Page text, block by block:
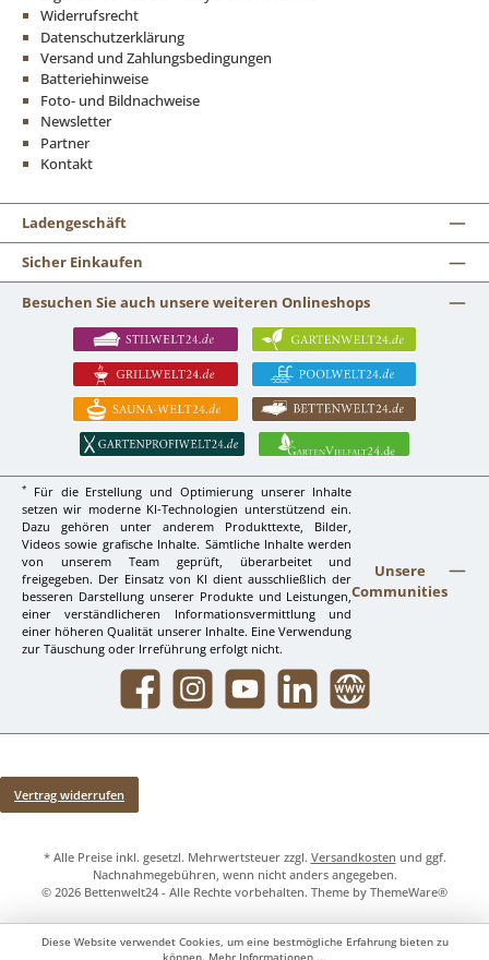
Widerrufsrecht
Datenschutzerklärung
Versand und Zahlungsbedingungen
Batteriehinweise
Foto- und Bildnachweise
Newsletter
Partner
Kontakt
Ladengeschäft
Sicher Einkaufen
Besuchen Sie auch unsere weiteren Onlineshops
*
Für die Erstellung und Optimierung unserer Inhalte
setzen wir moderne KI-Technologien unterstützend ein.
Dazu gehören unter anderem Produkttexte, Bilder,
Videos sowie grafische Inhalte. Sämtliche Inhalte werden
von unserem Team geprüft, überarbeitet und
freigegeben. Der Einsatz von KI dient ausschließlich der
besseren Darstellung unserer Produkte und Leistungen,
einer verständlicheren Informationsvermittlung und
einer höheren Qualität unserer Inhalte. Eine Verwendung
zur Täuschung oder Irreführung erfolgt nicht.
Unsere
Communities
Facebook InstagramYouTube LinkedIn Website
Vertrag widerrufen
* Alle Preise inkl. gesetzl. Mehrwertsteuer zzgl. Versandkosten und ggf.
Nachnahmegebühren, wenn nicht anders angegeben.
© 2026 Bettenwelt24 - Alle Rechte vorbehalten. Theme by ThemeWare®
Diese Website verwendet Cookies, um eine bestmögliche Erfahrung bieten zu
können. Mehr Informationen ...